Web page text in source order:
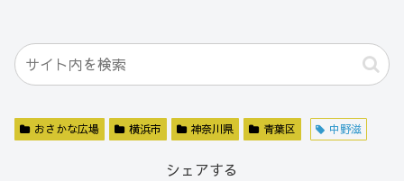
おさかな広場 横浜市 神奈川県 青葉区 中野滋
シェアする